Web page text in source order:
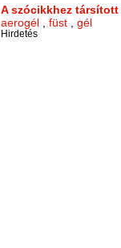
A szócikkhez társított
aerogél ,füst ,gél
Hirdetés